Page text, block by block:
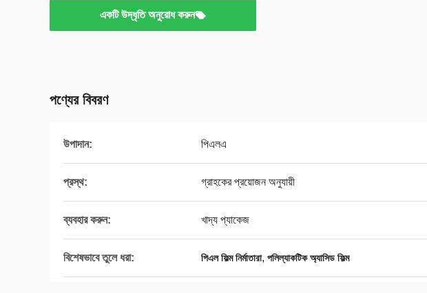
একটি উদ্ধৃতি অনুরোধ করুন
পণ্যের বিবরণ
উপাদান: পিএলএ
প্রস্থ: গ্রাহকের প্রয়োজন অনুযায়ী
ব্যবহার করুন: খাদ্য প্যাকেজ
বিশেষভাবে তুলে ধরা: পিএল ফিল্ম নির্মাতারা, পলিল্যাকটিক অ্যাসিড ফিল্ম